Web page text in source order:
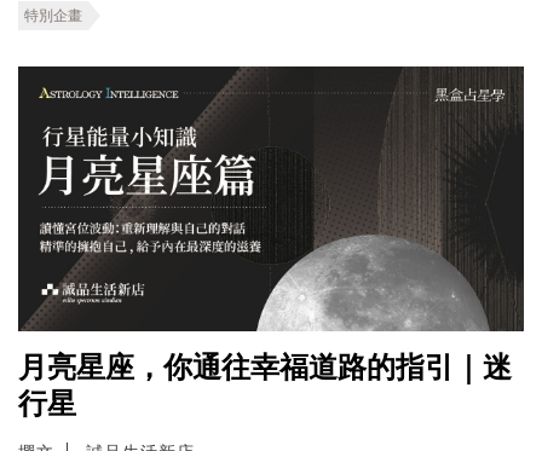
特別企畫
月亮星座，你通往幸福道路的指引｜迷
行星